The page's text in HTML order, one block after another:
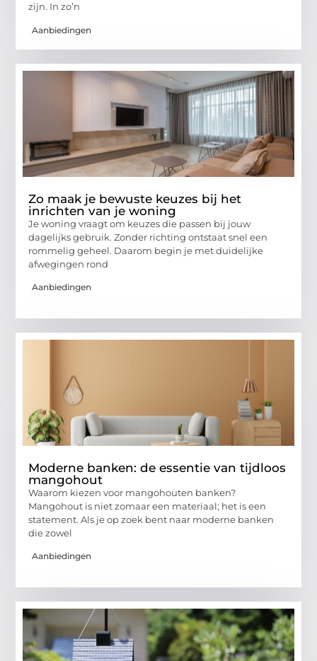
zijn. In zo’n
Aanbiedingen
Zo maak je bewuste keuzes bij het
inrichten van je woning
Je woning vraagt om keuzes die passen bij jouw
dagelijks gebruik. Zonder richting ontstaat snel een
rommelig geheel. Daarom begin je met duidelijke
afwegingen rond
Aanbiedingen
Moderne banken: de essentie van tijdloos
mangohout
Waarom kiezen voor mangohouten banken?
Mangohout is niet zomaar een materiaal; het is een
statement. Als je op zoek bent naar moderne banken
die zowel
Aanbiedingen